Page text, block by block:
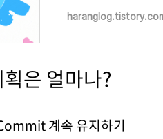
은 얼마나?
계속 유지하기